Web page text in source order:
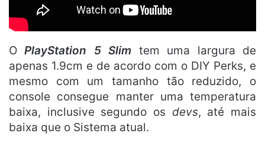
OPlayStation 5 Slim tem uma largura de
apenas 1.9cm e de acordo com o DIY Perks, e
mesmo com um tamanho tão reduzido, o
console consegue manter uma temperatura
baixa, inclusive segundo os devs, até mais
baixa que o Sistema atual.